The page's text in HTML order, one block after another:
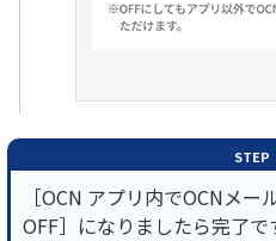
STEP
［OCN アプリ内でOCNメ
OFF］になりましたら完了で